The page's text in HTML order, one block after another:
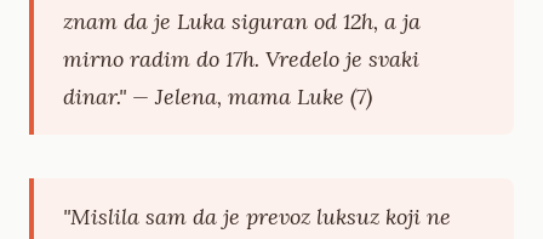
znam da je Luka siguran od 12h, a ja
mirno radim do 17h. Vredelo je svaki
dinar." — Jelena, mama Luke (7)
"Mislila sam da je prevoz luksuz koji ne